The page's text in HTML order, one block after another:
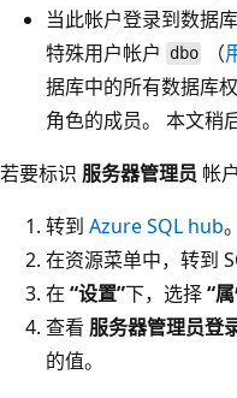
当此帐户登录到数据
特殊用户帐户
dbo （
据库中的所有数据库
角色的成员。 本文稍
若要标识 服务器管理员 帐
转到 Azure SQL hub。
在资源菜单中，转到
在 “设置”下，选择“
查看 服务器管理员登
的值。